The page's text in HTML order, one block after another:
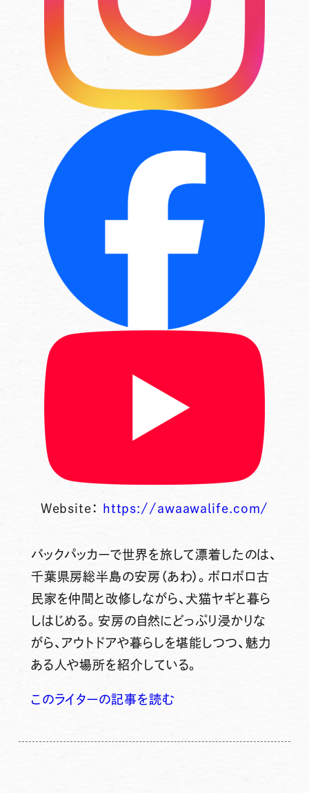
Website： https://awaawalife.com/
バックパッカーで世界を旅して漂着したのは、
千葉県房総半島の安房（あわ）。ボロボロ古
民家を仲間と改修しながら、犬猫ヤギと暮ら
しはじめる。安房の自然にどっぷり浸かりな
がら、アウトドアや暮らしを堪能しつつ、魅力
ある人や場所を紹介している。
このライターの記事を読む